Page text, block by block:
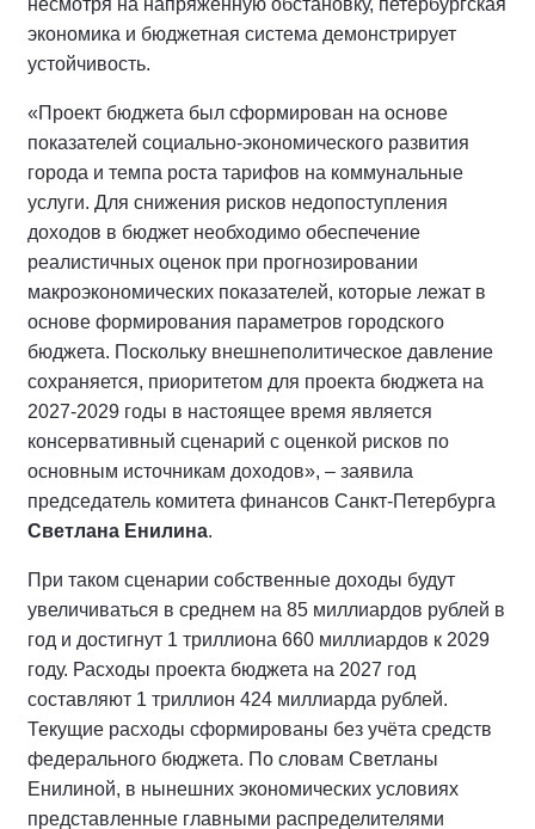
несмотря на напряжённую обстановку, петербургская
экономика и бюджетная система демонстрирует
устойчивость.
«Проект бюджета был сформирован на основе
показателей социально-экономического развития
города и темпа роста тарифов на коммунальные
услуги. Для снижения рисков недопоступления
доходов в бюджет необходимо обеспечение
реалистичных оценок при прогнозировании
макроэкономических показателей, которые лежат в
основе формирования параметров городского
бюджета. Поскольку внешнеполитическое давление
сохраняется, приоритетом для проекта бюджета на
2027-2029 годы в настоящее время является
консервативный сценарий с оценкой рисков по
основным источникам доходов», – заявила
председатель комитета финансов Санкт-Петербурга
Светлана Енилина.
При таком сценарии собственные доходы будут
увеличиваться в среднем на 85 миллиардов рублей в
год и достигнут 1 триллиона 660 миллиардов к 2029
году. Расходы проекта бюджета на 2027 год
составляют 1 триллион 424 миллиарда рублей.
Текущие расходы сформированы без учёта средств
федерального бюджета. По словам Светланы
Енилиной, в нынешних экономических условиях
представленные главными распределителями